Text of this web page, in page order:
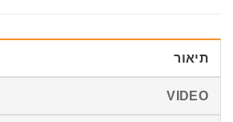
תיאור
VIDEO